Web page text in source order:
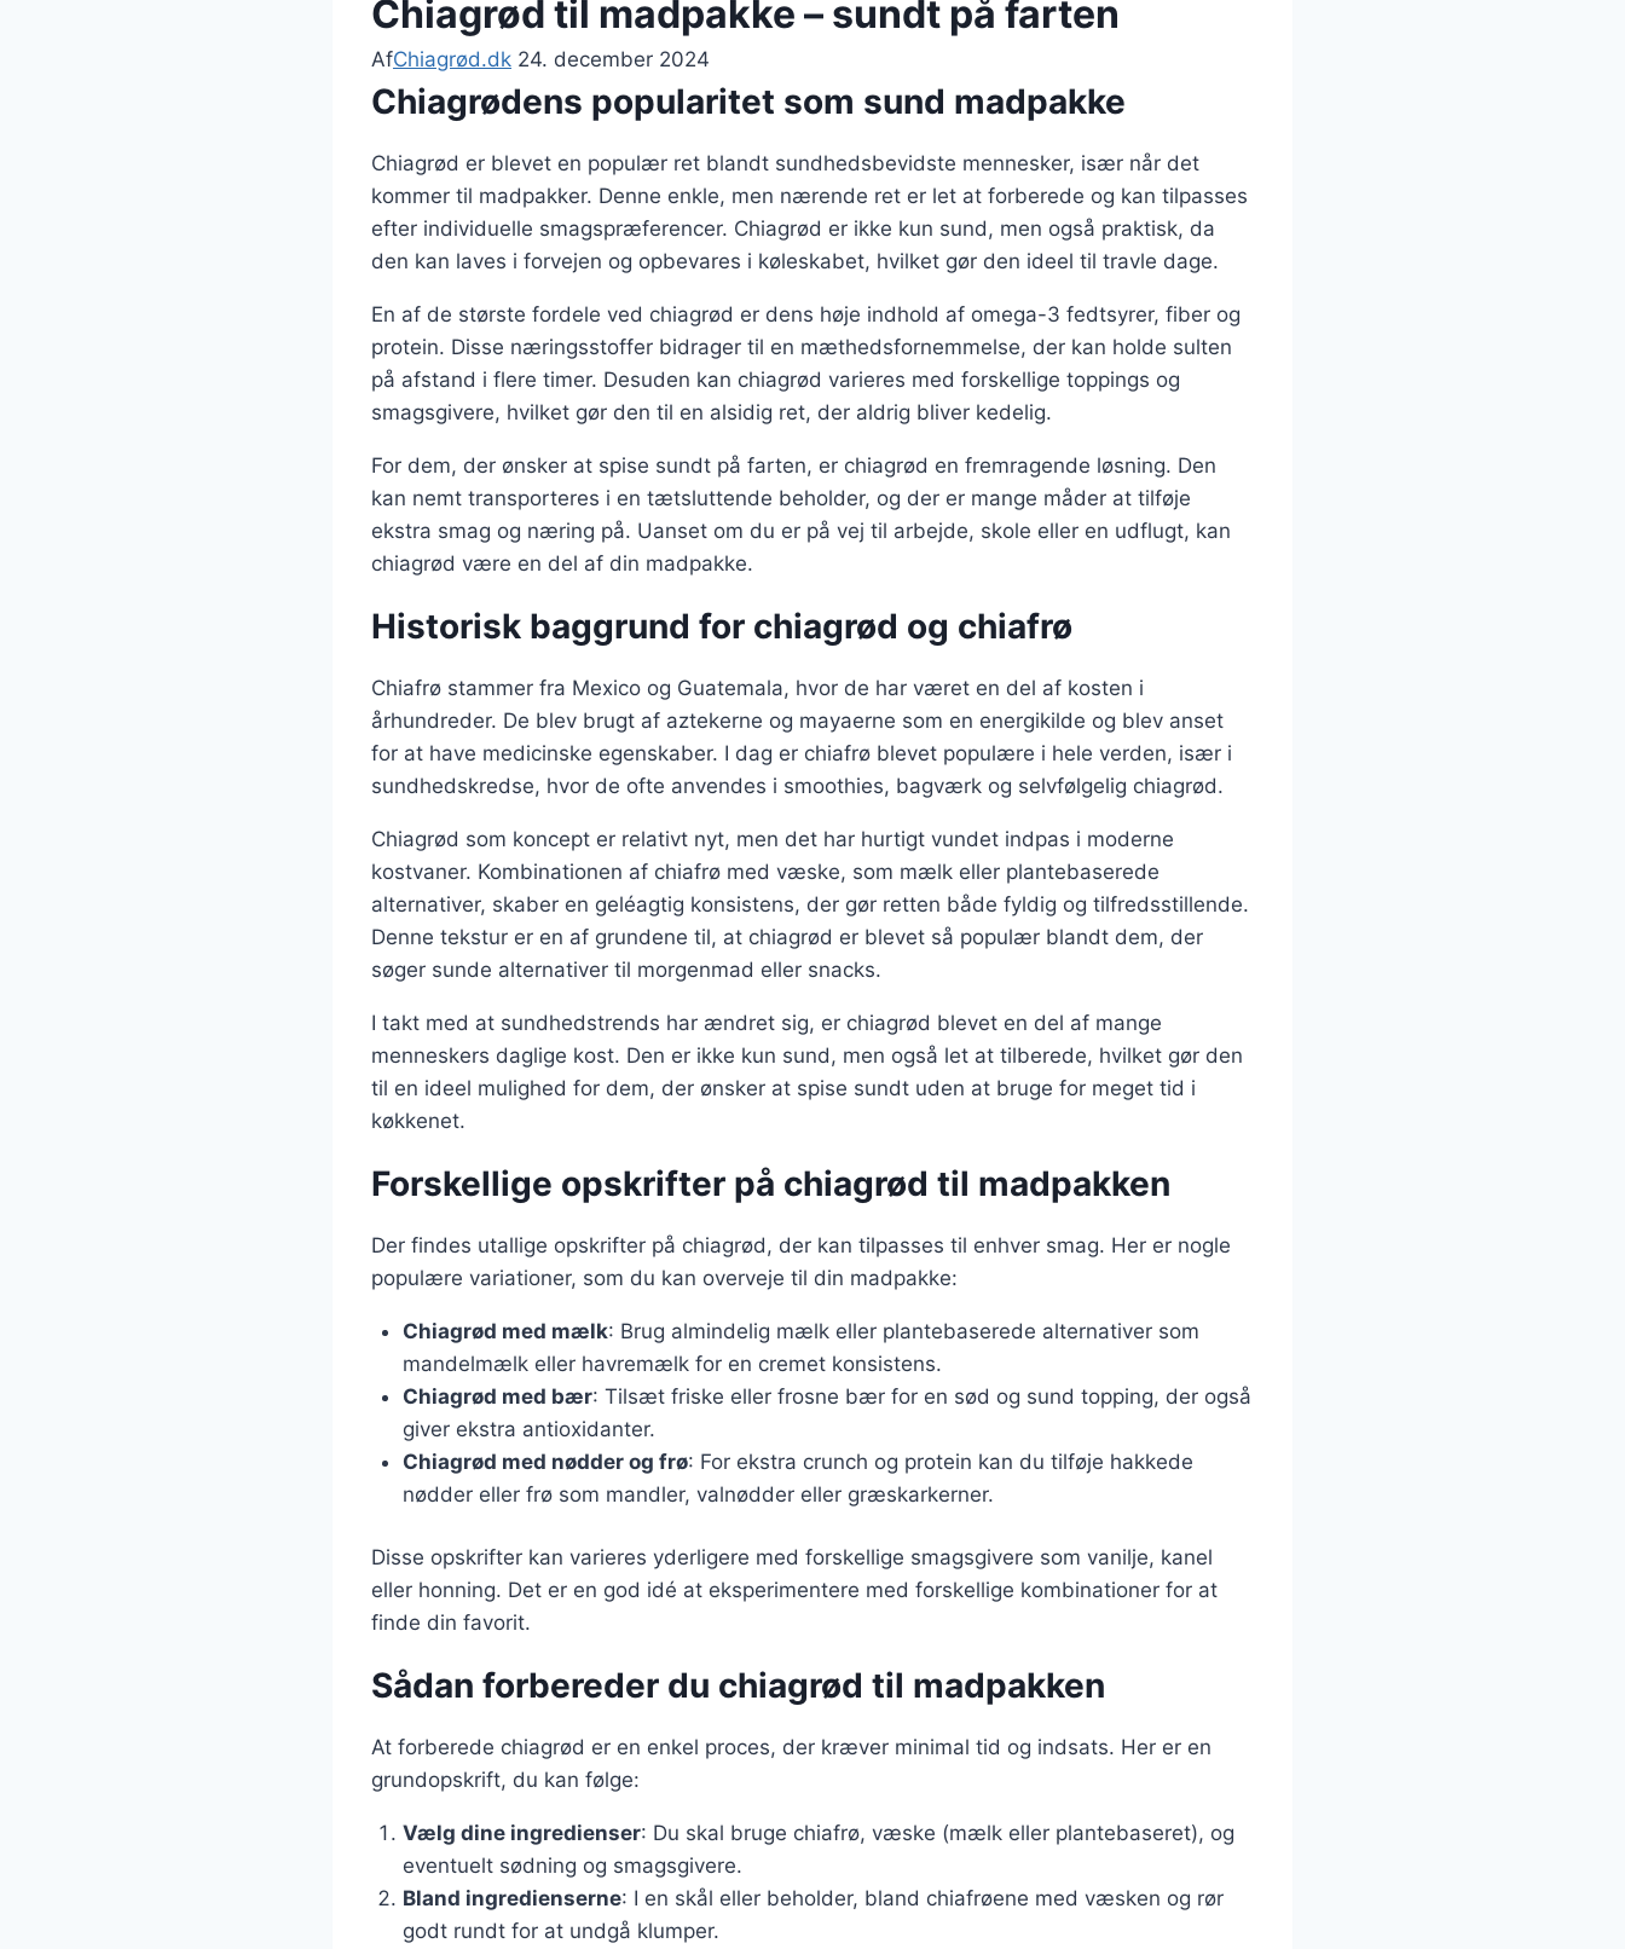
Chiagrød til madpakke – sundt på farten
AfChiagrød.dk 24. december 2024
Chiagrødens popularitet som sund madpakke
Chiagrød er blevet en populær ret blandt sundhedsbevidste mennesker, især når det
kommer til madpakker. Denne enkle, men nærende ret er let at forberede og kan tilpasses
efter individuelle smagspræferencer. Chiagrød er ikke kun sund, men også praktisk, da
den kan laves i forvejen og opbevares i køleskabet, hvilket gør den ideel til travle dage.
En af de største fordele ved chiagrød er dens høje indhold af omega-3 fedtsyrer, fiber og
protein. Disse næringsstoffer bidrager til en mæthedsfornemmelse, der kan holde sulten
på afstand i flere timer. Desuden kan chiagrød varieres med forskellige toppings og
smagsgivere, hvilket gør den til en alsidig ret, der aldrig bliver kedelig.
For dem, der ønsker at spise sundt på farten, er chiagrød en fremragende løsning. Den
kan nemt transporteres i en tætsluttende beholder, og der er mange måder at tilføje
ekstra smag og næring på. Uanset om du er på vej til arbejde, skole eller en udflugt, kan
chiagrød være en del af din madpakke.
Historisk baggrund for chiagrød og chiafrø
Chiafrø stammer fra Mexico og Guatemala, hvor de har været en del af kosten i
århundreder. De blev brugt af aztekerne og mayaerne som en energikilde og blev anset
for at have medicinske egenskaber. I dag er chiafrø blevet populære i hele verden, især i
sundhedskredse, hvor de ofte anvendes i smoothies, bagværk og selvfølgelig chiagrød.
Chiagrød som koncept er relativt nyt, men det har hurtigt vundet indpas i moderne
kostvaner. Kombinationen af chiafrø med væske, som mælk eller plantebaserede
alternativer, skaber en geléagtig konsistens, der gør retten både fyldig og tilfredsstillende.
Denne tekstur er en af grundene til, at chiagrød er blevet så populær blandt dem, der
søger sunde alternativer til morgenmad eller snacks.
I takt med at sundhedstrends har ændret sig, er chiagrød blevet en del af mange
menneskers daglige kost. Den er ikke kun sund, men også let at tilberede, hvilket gør den
til en ideel mulighed for dem, der ønsker at spise sundt uden at bruge for meget tid i
køkkenet.
Forskellige opskrifter på chiagrød til madpakken
Der findes utallige opskrifter på chiagrød, der kan tilpasses til enhver smag. Her er nogle
populære variationer, som du kan overveje til din madpakke:
Chiagrød med mælk: Brug almindelig mælk eller plantebaserede alternativer som
mandelmælk eller havremælk for en cremet konsistens.
Chiagrød med bær: Tilsæt friske eller frosne bær for en sød og sund topping, der også
giver ekstra antioxidanter.
Chiagrød med nødder og frø: For ekstra crunch og protein kan du tilføje hakkede
nødder eller frø som mandler, valnødder eller græskarkerner.
Disse opskrifter kan varieres yderligere med forskellige smagsgivere som vanilje, kanel
eller honning. Det er en god idé at eksperimentere med forskellige kombinationer for at
finde din favorit.
Sådan forbereder du chiagrød til madpakken
At forberede chiagrød er en enkel proces, der kræver minimal tid og indsats. Her er en
grundopskrift, du kan følge:
Vælg dine ingredienser: Du skal bruge chiafrø, væske (mælk eller plantebaseret), og
eventuelt sødning og smagsgivere.
Bland ingredienserne: I en skål eller beholder, bland chiafrøene med væsken og rør
godt rundt for at undgå klumper.